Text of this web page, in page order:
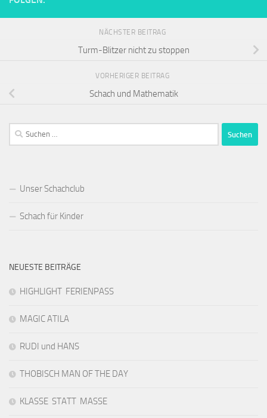
NÄCHSTER BEITRAG
Turm-Blitzer nicht zu stoppen
VORHERIGER BEITRAG
Schach und Mathematik
Suchen
nach:
Unser Schachclub
Schach für Kinder
NEUESTE BEITRÄGE
HIGHLIGHT FERIENPASS
MAGIC ATILA
RUDI und HANS
THOBISCH MAN OF THE DAY
KLASSE STATT MASSE